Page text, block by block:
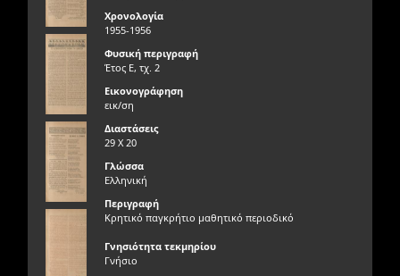
Χρονολογία
1955-1956
Φυσική περιγραφή
Έτος Ε, τχ. 2
Εικονογράφηση
εικ/ση
Διαστάσεις
29 Χ 20
Γλώσσα
Ελληνική
Περιγραφή
Κρητικό παγκρήτιο μαθητικό περιοδικό
Γνησιότητα τεκμηρίου
Γνήσιο